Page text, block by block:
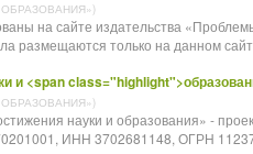
на сайте издательства
размещаются только на данном
и <span
науки и образования» -
ИНН 3702681148, ОГРН